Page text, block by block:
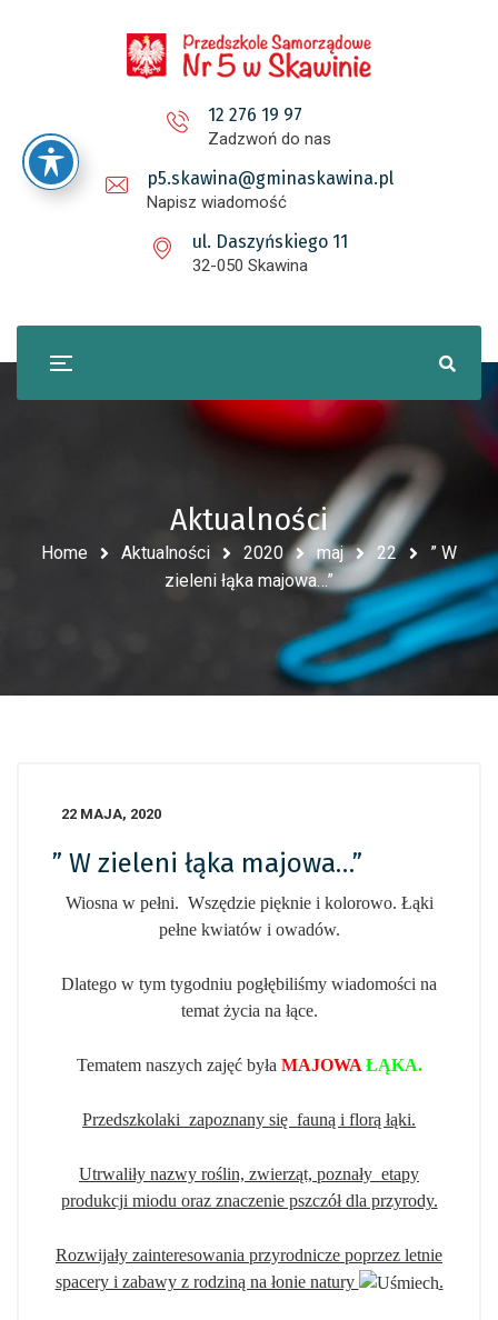
12 276 19 97
Zadzwoń do nas
p5.skawina@gminaskawina.pl
Napisz wiadomość
ul. Daszyńskiego 11
32-050 Skawina
Aktualności
Home Aktualności 2020 maj 22
” W
zieleni łąka majowa…”
22 MAJA, 2020
” W zieleni łąka majowa…”
Wiosna w pełni. Wszędzie pięknie i kolorowo. Łąki
pełne kwiatów i owadów.
Dlatego w tym tygodniu pogłębiliśmy wiadomości na
temat życia na łące.
Tematem naszych zajęć była MAJOWA ŁĄKA.
Przedszkolaki zapoznany się fauną i florą łąki.
Utrwaliły nazwy roślin, zwierząt, poznały etapy
produkcji miodu oraz znaczenie pszczół dla przyrody.
Rozwijały zainteresowania przyrodnicze poprzez letnie
spacery i zabawy z rodziną na łonie natury
.